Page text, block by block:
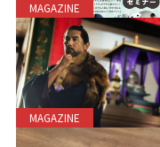
MAGAZINE
MAGAZINE